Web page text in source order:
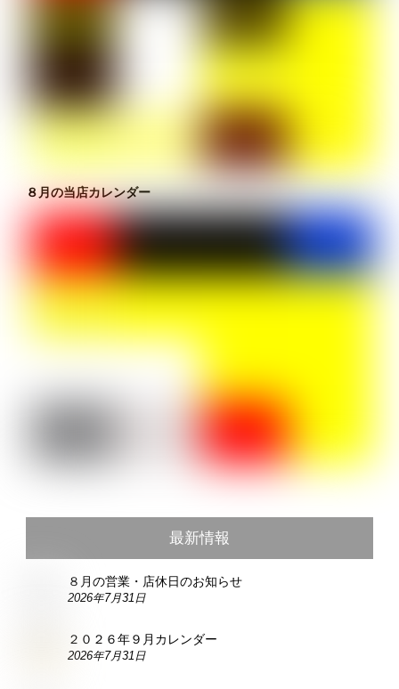
８月の当店カレンダー
最新情報
８月の営業・店休日のお知らせ
2026年7月31日
２０２６年９月カレンダー
2026年7月31日